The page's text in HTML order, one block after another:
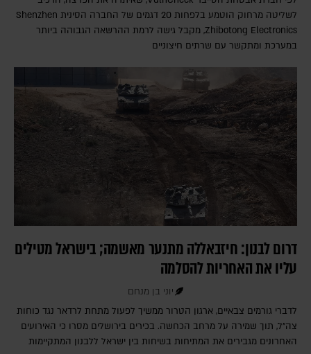
לשליטה מרחוק הוטמע בלפחות 20 דגמים של החברה הסינית Shenzhen
Zhibotong Electronics‎, מקבל גישה לרמת ההרשאה הגבוהה ביותר
במערכת ומתקשר עם שרתים חיצוניים
דרום לבנון: חיזבאללה מתנער מאשמה; בישראל מטילים
עליו את האחריות להסלמה
יוני בן מנחם
לדברי גורמים צבאיים, ארגון הטרור ממשיך לפעול מתחת לרדאר נגד כוחות
צה"ל, תוך שמירה על מרחב הכחשה. בכירים בירושלים מסרו כי האירועים
האחרונים מגבירים את המתיחות בשיחות בין ישראל ללבנון המתקיימות